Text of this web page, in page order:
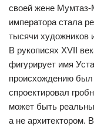
своей жене
императора стала
тысячи художников
В рукописях XVII
фигурирует имя
происхождению был
спроектировал
может быть
а не архитектором.